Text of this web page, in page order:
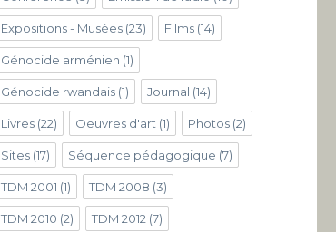
Expositions - Musées(23) Films(14)
Génocide arménien (1)
Génocide rwandais(1) Journal (14)
Livres(22) Oeuvres d'art (1) Photos(2)
Sites(17) Séquence pédagogique (7)
TDM 2001 (1) TDM 2008 (3)
TDM 2010 (2) TDM 2012 (7)